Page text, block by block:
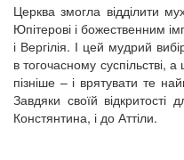
Церква змогла відділити
Юпітерові і божественним
і Вергілія. І цей мудрий
в тогочасному суспільстві,
пізніше – і врятувати те
Завдяки своїй відкритості
Констянтина, і до Аттіли.